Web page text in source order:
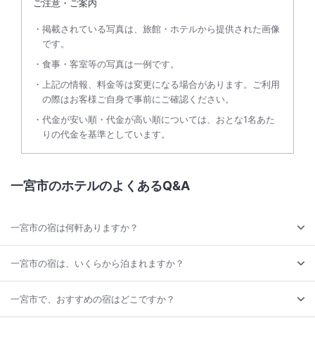
ご注意・ご案内
掲載されている写真は、旅館・ホテルから提供された画像
です。
食事・客室等の写真は一例です。
上記の情報、料金等は変更になる場合があります。ご利用
の際はお客様ご自身で事前にご確認ください。
代金が安い順・代金が高い順については、おとな1名あた
りの代金を基準としています。
一宮市のホテルのよくあるQ&A
一宮市の宿は何軒ありますか？
一宮市の宿は、いくらから泊まれますか？
一宮市で、おすすめの宿はどこですか？